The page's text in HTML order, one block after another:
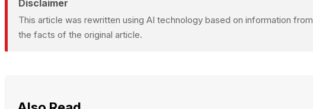
Disclaimer
This article was rewritten using AI technology based on information from
the facts of the original article.